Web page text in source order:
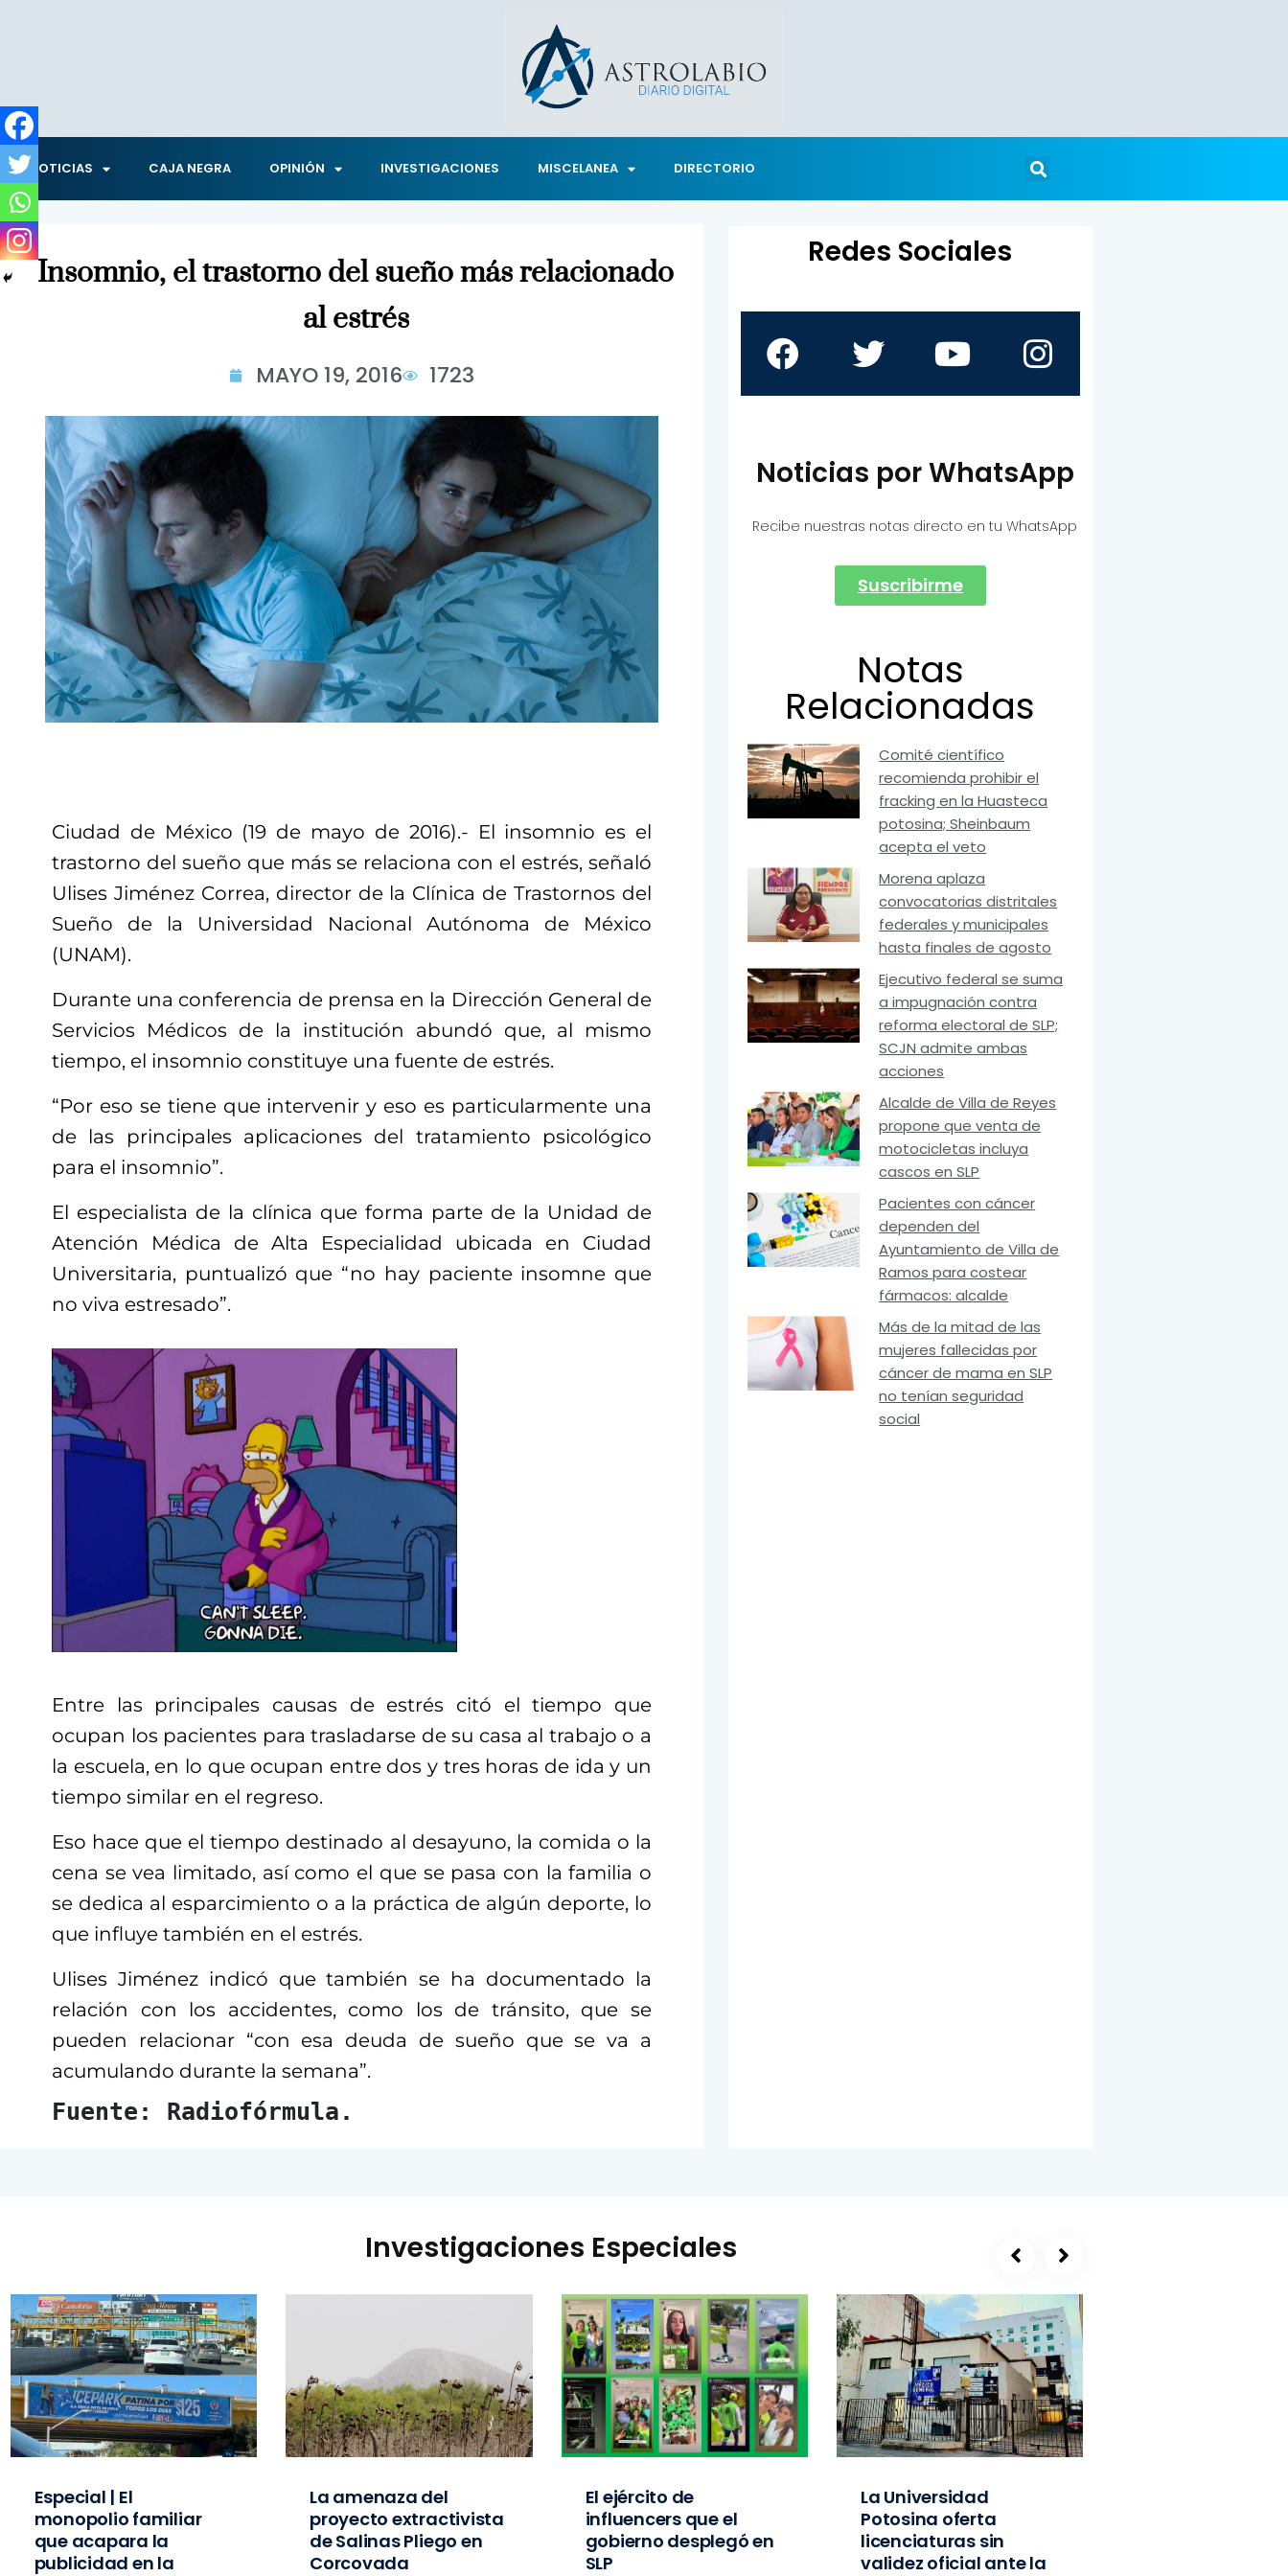
NOTICIAS CAJA NEGRA OPINIÓN INVESTIGACIONES MISCELANEA DIRECTORIO
Insomnio, el trastorno del sueño más relacionado
al estrés
MAYO 19, 2016 1723
Ciudad de México (19 de mayo de 2016).- El insomnio es el
trastorno del sueño que más se relaciona con el estrés, señaló
Ulises Jiménez Correa, director de la Clínica de Trastornos del
Sueño de la Universidad Nacional Autónoma de México
(UNAM).
Durante una conferencia de prensa en la Dirección General de
Servicios Médicos de la institución abundó que, al mismo
tiempo, el insomnio constituye una fuente de estrés.
“Por eso se tiene que intervenir y eso es particularmente una
de las principales aplicaciones del tratamiento psicológico
para el insomnio”.
El especialista de la clínica que forma parte de la Unidad de
Atención Médica de Alta Especialidad ubicada en Ciudad
Universitaria, puntualizó que “no hay paciente insomne que
no viva estresado”.
Entre las principales causas de estrés citó el tiempo que
ocupan los pacientes para trasladarse de su casa al trabajo o a
la escuela, en lo que ocupan entre dos y tres horas de ida y un
tiempo similar en el regreso.
Eso hace que el tiempo destinado al desayuno, la comida o la
cena se vea limitado, así como el que se pasa con la familia o
se dedica al esparcimiento o a la práctica de algún deporte, lo
que influye también en el estrés.
Ulises Jiménez indicó que también se ha documentado la
relación con los accidentes, como los de tránsito, que se
pueden relacionar “con esa deuda de sueño que se va a
acumulando durante la semana”.
Fuente: Radiofórmula.
Redes Sociales
Noticias por WhatsApp
Recibe nuestras notas directo en tu WhatsApp
Suscribirme
Notas
Relacionadas
Comité científico
recomienda prohibir el
fracking en la Huasteca
potosina; Sheinbaum
acepta el veto
Morena aplaza
convocatorias distritales
federales y municipales
hasta finales de agosto
Ejecutivo federal se suma
a impugnación contra
reforma electoral de SLP;
SCJN admite ambas
acciones
Alcalde de Villa de Reyes
propone que venta de
motocicletas incluya
cascos en SLP
Pacientes con cáncer
dependen del
Ayuntamiento de Villa de
Ramos para costear
fármacos: alcalde
Más de la mitad de las
mujeres fallecidas por
cáncer de mama en SLP
no tenían seguridad
social
Investigaciones Especiales
Especial | El
monopolio familiar
que acapara la
publicidad en la
La amenaza del
proyecto extractivista
de Salinas Pliego en
Corcovada
El ejército de
influencers que el
gobierno desplegó en
SLP
La Universidad
Potosina oferta
licenciaturas sin
validez oficial ante la